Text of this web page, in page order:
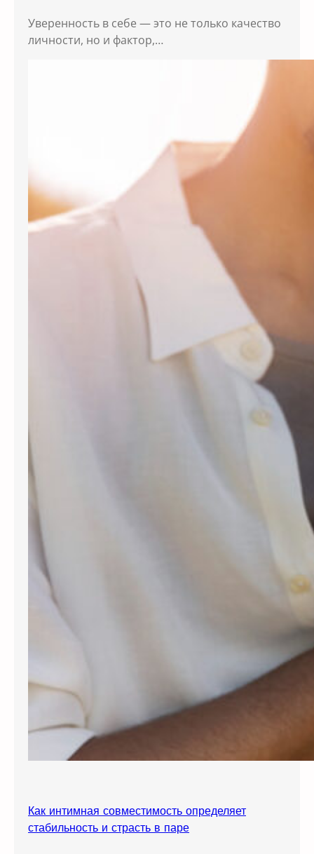
Уверенность в себе — это не только качество
личности, но и фактор,…
Как интимная совместимость определяет
стабильность и страсть в паре